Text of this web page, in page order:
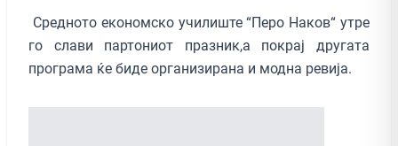
Средното економско училиште “Перо Наков“ утре
го слави партониот празник,а покрај другата
програма ќе биде организирана и модна ревија.